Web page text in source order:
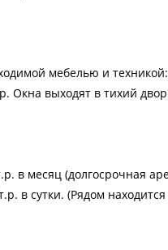
мебелью и
Окна выходят в тихий
в месяц (долгосрочная
в сутки. (Рядом